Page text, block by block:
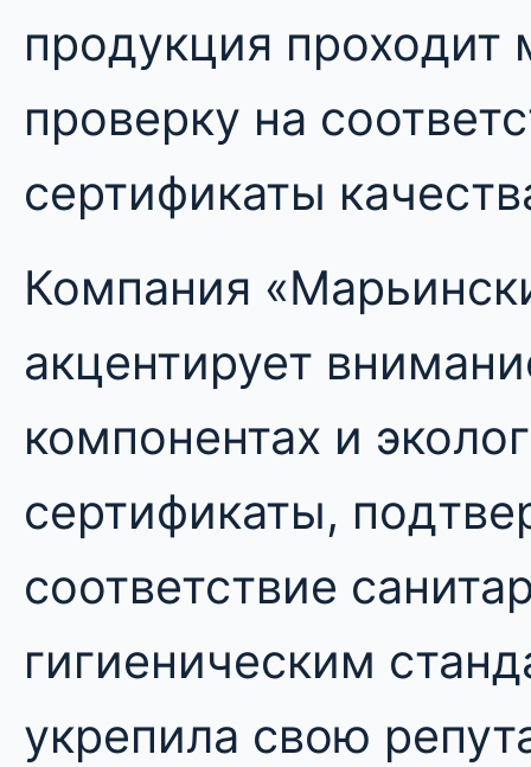
продукция проходит
проверку на
сертификаты
Компания
акцентирует
компонентах и
сертификаты,
соответствие
гигиеническим
укрепила свою